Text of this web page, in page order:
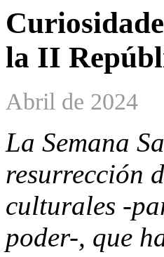
la II
Abril de 2024
La Semana
resurrección
culturales -
poder-, que